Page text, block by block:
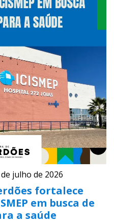
julho de 2026
fortalece
em busca de
a saúde